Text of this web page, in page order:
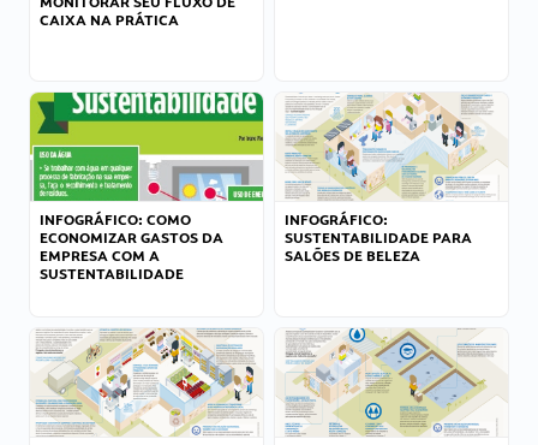
CAIXA NA PRÁTICA
INFOGRÁFICO: COMO
ECONOMIZAR GASTOS DA
EMPRESA COM A
SUSTENTABILIDADE
INFOGRÁFICO:
SUSTENTABILIDADE PARA
SALÕES DE BELEZA